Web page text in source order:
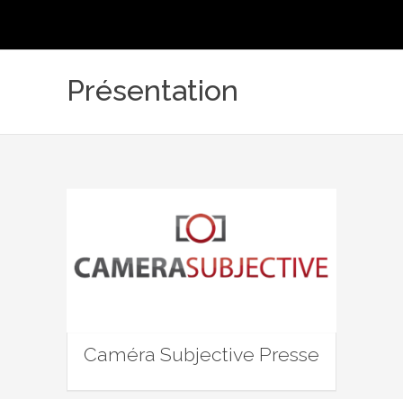
Présentation
Caméra Subjective Presse